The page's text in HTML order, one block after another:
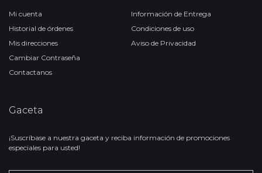
Mi cuenta
Historial de órdenes
Mis direcciones
Cambiar Contraseña
Contactanos
Información de Entrega
Condiciones de uso
Aviso de Privacidad
Gaceta
¡Suscríbase a nuestra gaceta y reciba información de promociones
especiales para usted!